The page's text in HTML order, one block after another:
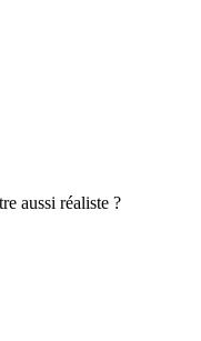
aussi réaliste ?